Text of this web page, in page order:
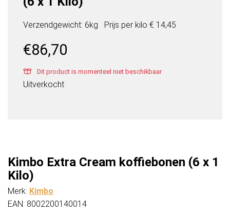
Verzendgewicht: 6kg Prijs per kilo € 14,45
€86,70
Dit product is momenteel niet beschikbaar
Uitverkocht
Kimbo Extra Cream koffiebonen (6 x 1
Kilo)
Merk: Kimbo
EAN: 8002200140014